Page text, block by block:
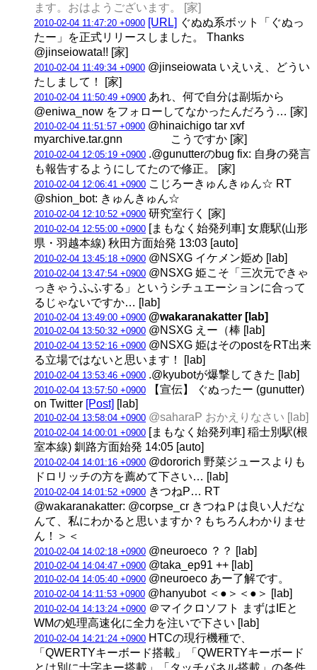
ます。おはようございます。 [家]
2010-02-04 11:47:20 +0900 [URL] ぐぬぬ系ボット「ぐぬっ
たー」を正式リリースしました。 Thanks
@jinseiowata!! [家]
2010-02-04 11:49:34 +0900 @jinseiowata いえいえ、どうい
たしまして！ [家]
2010-02-04 11:50:49 +0900 あれ、何で自分は副垢から
@eniwa_now をフォローしてなかったんだろう… [家]
2010-02-04 11:51:57 +0900 @hinaichigo tar xvf
myarchive.tar.gnn こうですか [家]
2010-02-04 12:05:19 +0900 .@gunutterのbug fix: 自身の発言
も報告するようにしてたので修正。 [家]
2010-02-04 12:06:41 +0900 こじろーきゅんきゅん☆ RT
@shion_bot: きゅんきゅん☆
2010-02-04 12:10:52 +0900 研究室行く [家]
2010-02-04 12:55:00 +0900 [まもなく始発列車] 女鹿駅(山形
県・羽越本線) 秋田方面始発 13:03 [auto]
2010-02-04 13:45:18 +0900 @NSXG イケメン姫め [lab]
2010-02-04 13:47:54 +0900 @NSXG 姫こそ「三次元できゃ
っきゃうふふする」というシチュエーションに合って
るじゃないですか… [lab]
2010-02-04 13:49:00 +0900 @wakaranakatter [lab]
2010-02-04 13:50:32 +0900 @NSXG えー（棒 [lab]
2010-02-04 13:52:16 +0900 @NSXG 姫はそのpostをRT出来
る立場ではないと思います！ [lab]
2010-02-04 13:53:46 +0900 .@kyubotが爆撃してきた [lab]
2010-02-04 13:57:50 +0900 【宣伝】 ぐぬったー (gunutter)
on Twitter [Post] [lab]
2010-02-04 13:58:04 +0900 @saharaP おかえりなさい [lab]
2010-02-04 14:00:01 +0900 [まもなく始発列車] 稲士別駅(根
室本線) 釧路方面始発 14:05 [auto]
2010-02-04 14:01:16 +0900 @dororich 野菜ジュースよりも
ドロリッチの方を薦めて下さい… [lab]
2010-02-04 14:01:52 +0900 きつねP… RT
@wakaranakatter: @corpse_cr きつねＰは良い人だな
んて、私にわかると思いますか？もちろんわかりませ
ん！＞＜
2010-02-04 14:02:18 +0900 @neuroeco ？？ [lab]
2010-02-04 14:04:47 +0900 @taka_ep91 ++ [lab]
2010-02-04 14:05:40 +0900 @neuroeco あー了解です。
2010-02-04 14:11:53 +0900 @hanyubot ＜●＞＜●＞ [lab]
2010-02-04 14:13:24 +0900 ＠マイクロソフト まずはIEと
WMの処理高速化に全力を注いで下さい [lab]
2010-02-04 14:21:24 +0900 HTCの現行機種で、
「QWERTYキーボード搭載」「QWERTYキーボード
とは別に十字キー搭載」「タッチパネル搭載」の条件